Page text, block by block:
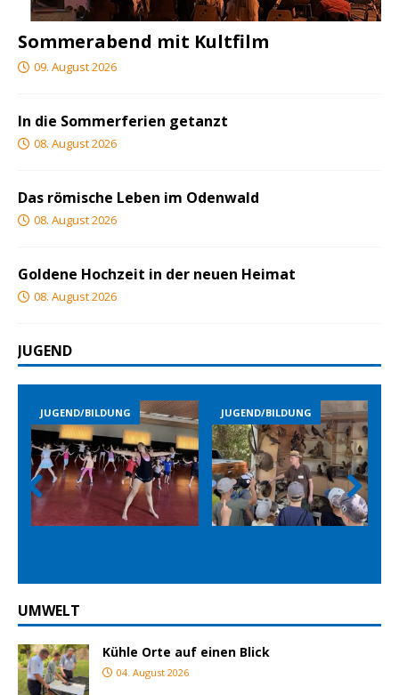
Sommerabend mit Kultfilm
09. August 2026
In die Sommerferien getanzt
08. August 2026
Das römische Leben im Odenwald
08. August 2026
Goldene Hochzeit in der neuen Heimat
08. August 2026
JUGEND
JUGEND/BILDUNG JUGEND/BILDUNG
Prev
ious
Nex
t
UMWELT
Kühle Orte auf einen Blick
04. August 2026